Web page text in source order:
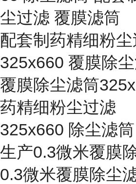
尘过滤 覆膜滤筒
配套制药精细粉
325x660 覆膜除
覆膜除尘滤筒
药精细粉尘过滤
325x660 除尘滤
生产0.3微米覆膜
0.3微米覆膜除尘